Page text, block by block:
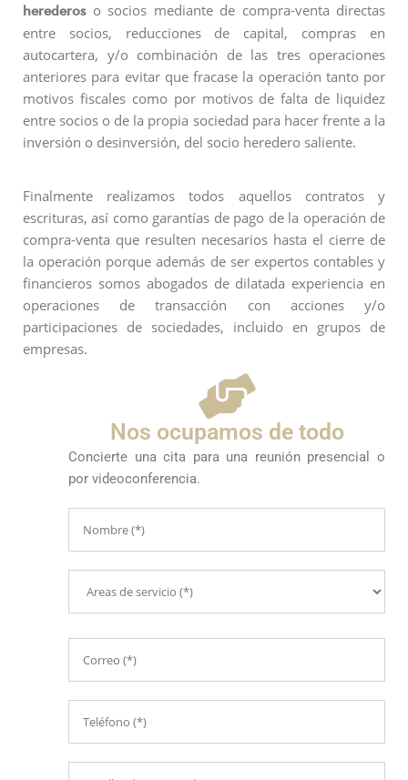
herederoso socios mediante de compra-venta directas
entre socios, reducciones de capital, compras en
autocartera, y/o combinación de las tres operaciones
anteriores para evitar que fracase la operación tanto por
motivos fiscales como por motivos de falta de liquidez
entre socios o de la propia sociedad para hacer frente a la
inversión o desinversión, del socio heredero saliente.
Finalmente realizamos todos aquellos contratos y
escrituras, así como garantías de pago de la operación de
compra-venta que resulten necesarios hasta el cierre de
la operación porque además de ser expertos contables y
financieros somos abogados de dilatada experiencia en
operaciones de transacción con acciones y/o
participaciones de sociedades, incluido en grupos de
empresas.
Nos ocupamos de todo
Concierte una cita para una reunión presencial o
por videoconferencia.